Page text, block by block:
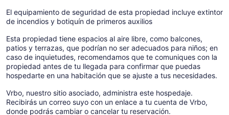
El equipamiento de seguridad de esta propiedad incluye extintor
de incendios y botiquín de primeros auxilios
Esta propiedad tiene espacios al aire libre, como balcones,
patios y terrazas, que podrían no ser adecuados para niños; en
caso de inquietudes, recomendamos que te comuniques con la
propiedad antes de tu llegada para confirmar que puedas
hospedarte en una habitación que se ajuste a tus necesidades.
Vrbo, nuestro sitio asociado, administra este hospedaje.
Recibirás un correo suyo con un enlace a tu cuenta de Vrbo,
donde podrás cambiar o cancelar tu reservación.